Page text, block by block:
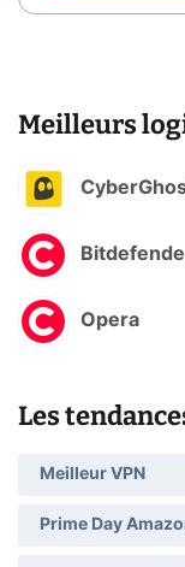
Meilleurs
Opera
Les
Meilleur VPN
Prime Day